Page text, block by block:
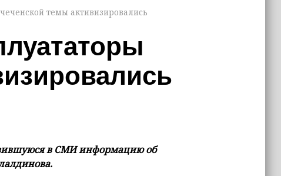
темы активизировались
в СМИ информацию об